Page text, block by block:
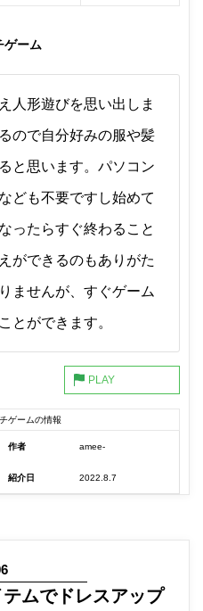
ゲーム
人形遊びを思い出しま
ので自分好みの服や髪
と思います。パソコン
ども不要ですし始めて
ったらすぐ終わること
ができるのもありがた
ませんが、すぐゲーム
とができます。
ゲームの情報
作者 amee-
紹介日 2022.8.7
ムでドレスアップ